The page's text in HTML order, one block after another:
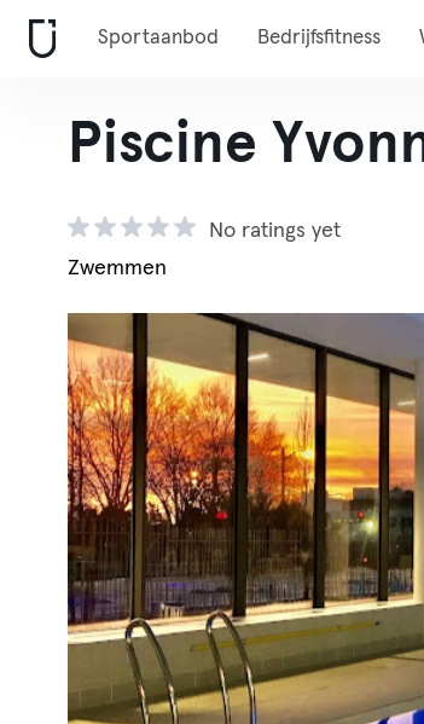
Sportaanbod Bedrijfsfitness
Piscine
No ratings yet
Zwemmen